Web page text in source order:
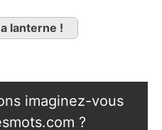
lanterne !
imaginez-vous
?